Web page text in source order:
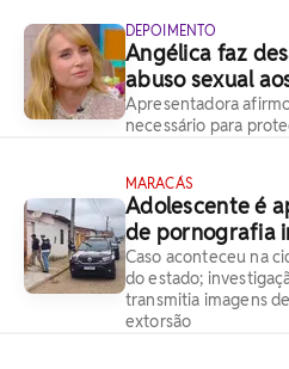
DEPOIMENTO
Angélica faz
abuso sexual
Apresentadora
necessário para
MARACÁS
Adolescente é
de pornografia
Caso aconteceu na
do estado;
transmitia imagens
extorsão